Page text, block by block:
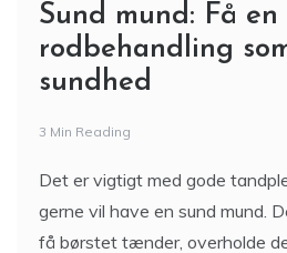
Sund mund: Få
rodbehandling
sundhed
3 Min Reading
Det er vigtigt med gode
gerne vil have en sund mund.
få børstet tænder, overholde